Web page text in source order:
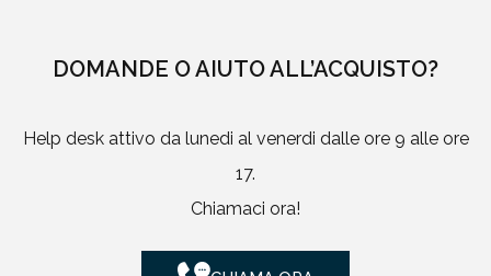
DOMANDE O AIUTO ALL’ACQUISTO?
Help desk attivo da lunedi al venerdi dalle ore 9 alle ore
17.
Chiamaci ora!